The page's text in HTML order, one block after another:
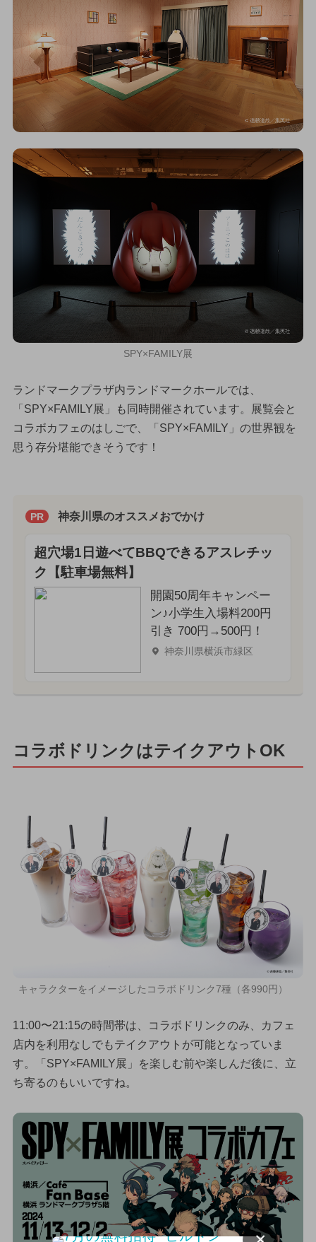
SPY×FAMILY展
ランドマークプラザ内ランドマークホールでは、
「SPY×FAMILY展」も同時開催されています。展覧会と
コラボカフェのはしごで、「SPY×FAMILY」の世界観を
思う存分堪能できそうです！
PR 神奈川県のオススメおでかけ
超穴場1日遊べてBBQできるアスレチッ
ク【駐車場無料】
開園50周年キャンペー
ン♪小学生入場料200円
引き 700円→500円！
神奈川県横浜市緑区
コラボドリンクはテイクアウトOK
キャラクターをイメージしたコラボドリンク7種（各990円）
11:00〜21:15の時間帯は、コラボドリンクのみ、カフェ
店内を利用なしでもテイクアウトが可能となっていま
す。「SPY×FAMILY展」を楽しむ前や楽しんだ後に、立
ち寄るのもいいですね。